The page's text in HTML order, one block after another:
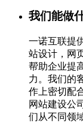
我们能做
一诺互联提
站设计，网
帮助企业提
力。我们的
作上密切配
网站建设公
们从不同领